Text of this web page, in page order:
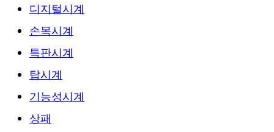
디지털시계
손목시계
특판시계
탑시계
기능성시계
상패